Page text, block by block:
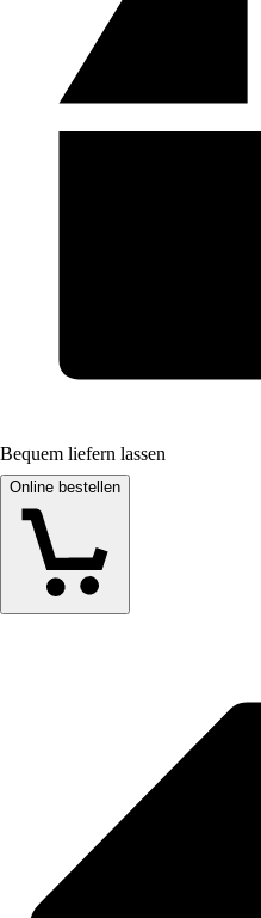
Bequem liefern lassen
Online bestellen